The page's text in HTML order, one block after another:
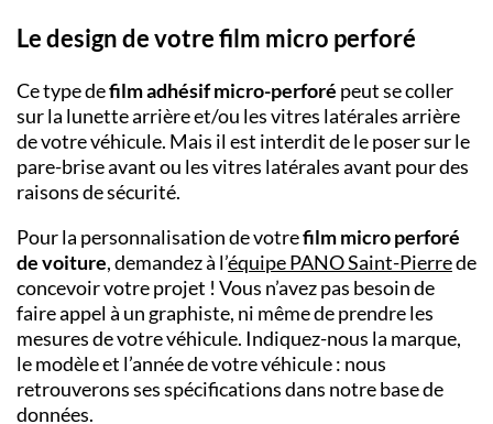
Le design de votre film micro perforé
Ce type defilm adhésifmicro-perforé peut se coller
sur la lunette arrière et/ou les vitres latérales arrière
de votre véhicule. Mais il est interdit de le poser sur le
pare-brise avant ou les vitres latérales avant pour des
raisons de sécurité.
Pour la personnalisation de votrefilm micro perforé
de voiture, demandez à l’équipe PANOSaint-Pierrede
concevoir votre projet ! Vous n’avez pas besoin de
faire appel à un graphiste, ni même de prendre les
mesures de votre véhicule. Indiquez-nous la marque,
le modèle et l’année de votre véhicule : nous
retrouverons ses spécifications dans notre base de
données.